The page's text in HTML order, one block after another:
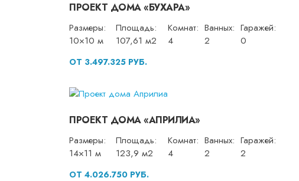
ПРОЕКТ ДОМА «БУХАРА»
Размеры:
10×10 м
Площадь:
107,61 м2
Комнат:
4
Ванных:
2
Гаражей:
0
ОТ 3.497.325 РУБ.
ПРОЕКТ ДОМА «АПРИЛИА»
Размеры:
14×11 м
Площадь:
123,9 м2
Комнат:
4
Ванных:
2
Гаражей:
2
ОТ 4.026.750 РУБ.